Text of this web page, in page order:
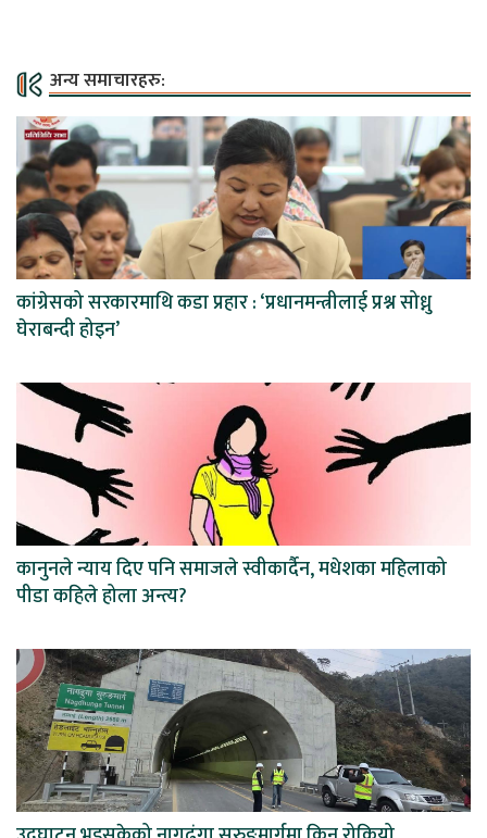
अन्य समाचारहरु:
कांग्रेसको सरकारमाथि कडा प्रहार : ‘प्रधानमन्त्रीलाई प्रश्न सोध्नु
घेराबन्दी होइन’
कानुनले न्याय दिए पनि समाजले स्वीकार्दैन, मधेशका महिलाको
पीडा कहिले होला अन्त्य?